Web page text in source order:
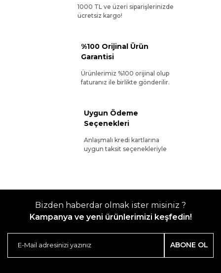
1000 TL ve üzeri siparişlerinizde
ücretsiz kargo!
%100 Orijinal Ürün
Garantisi
Ürünlerimiz %100 orijinal olup
faturanız ile birlikte gönderilir.
Uygun Ödeme
Seçenekleri
Anlaşmalı kredi kartlarına
uygun taksit seçenekleriyle
Bizden haberdar olmak ister misiniz ?
Kampanya ve yeni ürünlerimizi keşfedin!
ABONE OL